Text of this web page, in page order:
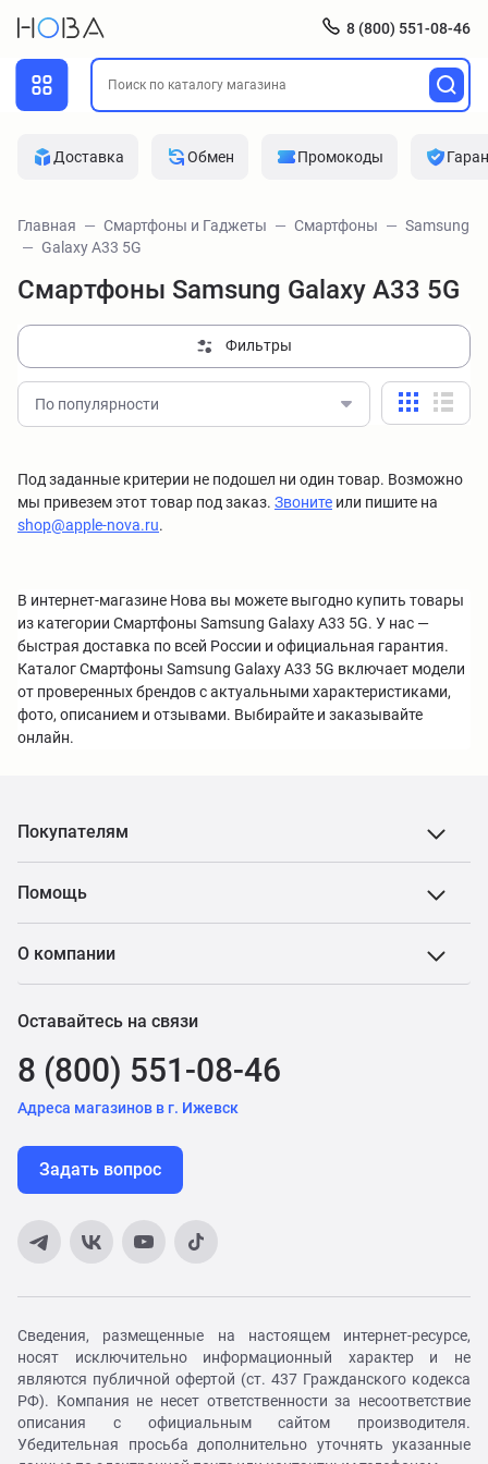
8 (800) 551-08-46
Доставка Обмен Промокоды
Главная Смартфоны и Гаджеты Смартфоны
Samsung
Galaxy A33 5G
Смартфоны Samsung Galaxy A33 5G
Фильтры
По популярности
Под заданные критерии не подошел ни один товар. Возможно
мы привезем этот товар под заказ. Звоните или пишите на
shop@apple-nova.ru.
В интернет-магазине Нова вы можете выгодно купить товары
из категории Смартфоны Samsung Galaxy A33 5G. У нас —
быстрая доставка по всей России и официальная гарантия.
Каталог Смартфоны Samsung Galaxy A33 5G включает модели
от проверенных брендов с актуальными характеристиками,
фото, описанием и отзывами. Выбирайте и заказывайте
онлайн.
Покупателям
Помощь
О компании
Оставайтесь на связи
8 (800) 551-08-46
Адреса магазинов в г. Ижевск
Задать вопрос
Сведения, размещенные на настоящем интернет-ресурсе,
носят исключительно информационный характер и не
являются публичной офертой (ст. 437 Гражданского кодекса
РФ). Компания не несет ответственности за несоответствие
описания с официальным сайтом производителя.
Убедительная просьба дополнительно уточнять указанные